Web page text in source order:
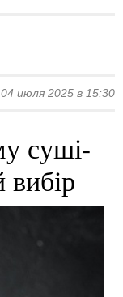
04 июля 2025 в 15:30
суші-